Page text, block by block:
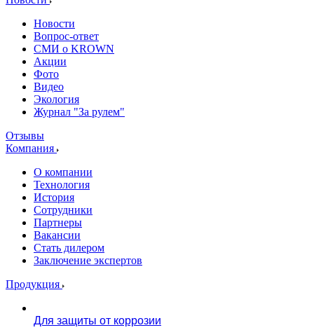
Новости
Вопрос-ответ
СМИ о KROWN
Акции
Фото
Видео
Экология
Журнал "За рулем"
Отзывы
Компания
О компании
Технология
История
Сотрудники
Партнеры
Вакансии
Стать дилером
Заключение экспертов
Продукция
Для защиты от коррозии